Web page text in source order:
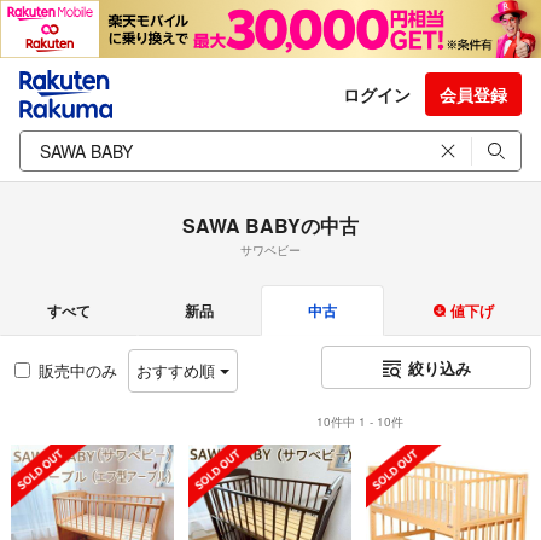
ログイン 会員登録
SAWA BABYの中古
サワベビー
すべて 新品 中古 値下げ
販売中のみ おすすめ順 絞り込み
10件中 1 - 10件